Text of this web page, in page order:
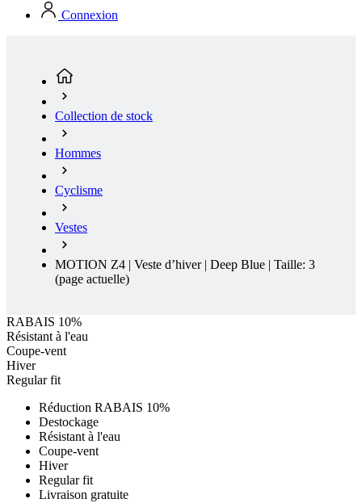
Connexion
Collection de stock
Hommes
Cyclisme
Vestes
MOTION Z4 | Veste d’hiver | Deep Blue | Taille: 3
(page actuelle)
RABAIS 10%
Résistant à l'eau
Coupe-vent
Hiver
Regular fit
Réduction RABAIS 10%
Destockage
Résistant à l'eau
Coupe-vent
Hiver
Regular fit
Livraison gratuite